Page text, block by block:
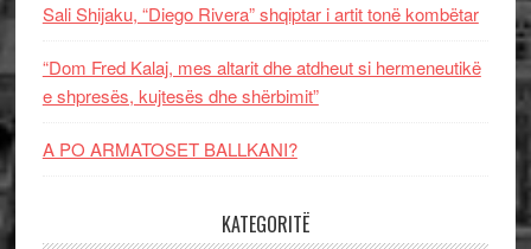
Sali Shijaku, “Diego Rivera” shqiptar i artit tonë kombëtar
“Dom Fred Kalaj, mes altarit dhe atdheut si hermeneutikë
e shpresës, kujtesës dhe shërbimit”
A PO ARMATOSET BALLKANI?
KATEGORITË